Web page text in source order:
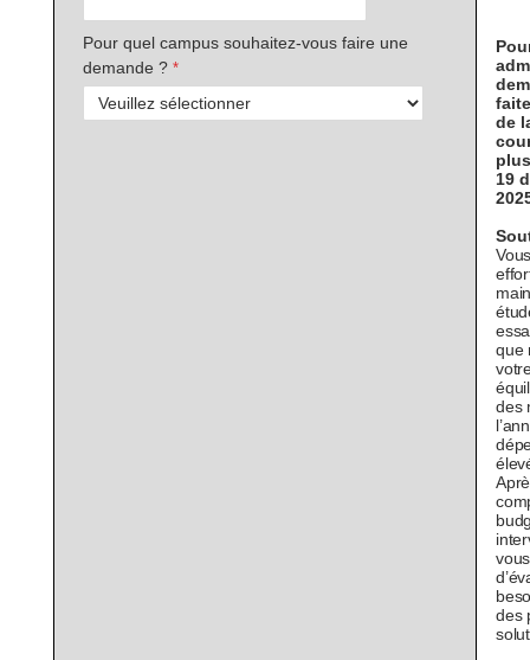
Pour quel campus souhaitez-vous faire une
demande ?
de
19
que
des
des